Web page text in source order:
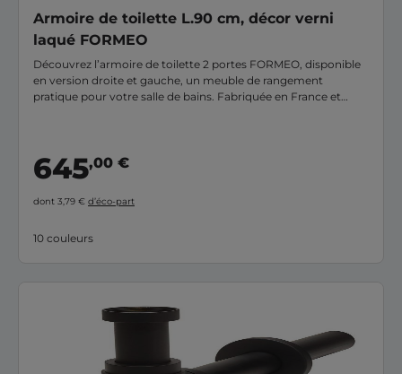
Armoire de toilette L.90 cm, décor verni
laqué FORMEO
Découvrez l’armoire de toilette 2 portes FORMEO, disponible
en version droite et gauche, un meuble de rangement
pratique pour votre salle de bains. Fabriquée en France et
645,00 €
dont 3,79 € d’éco-part
10 couleurs